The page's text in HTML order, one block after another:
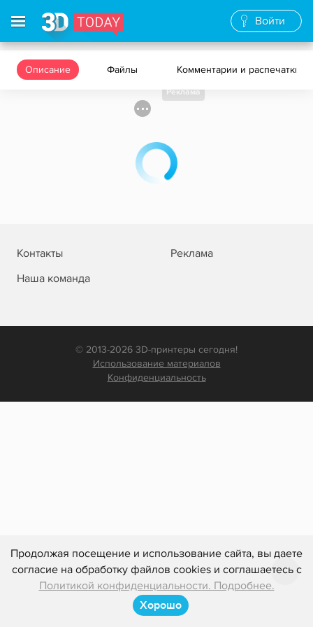
Продолжая посещение и использование сайта, вы даете
согласие на обработку файлов cookies и соглашаетесь с
Политикой конфиденциальности. Подробнее.
Хорошо
Войти
Описание Файлы Комментарии и распечатки
Реклама
Контакты
Реклама
Наша команда
© 2013-2026 3D-принтеры сегодня!
Использование материалов
Конфиденциальность